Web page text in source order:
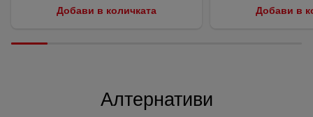
Добави в количката Добави в
Алтернативи